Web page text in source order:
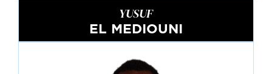
YUSUF
EL MEDIOUNI